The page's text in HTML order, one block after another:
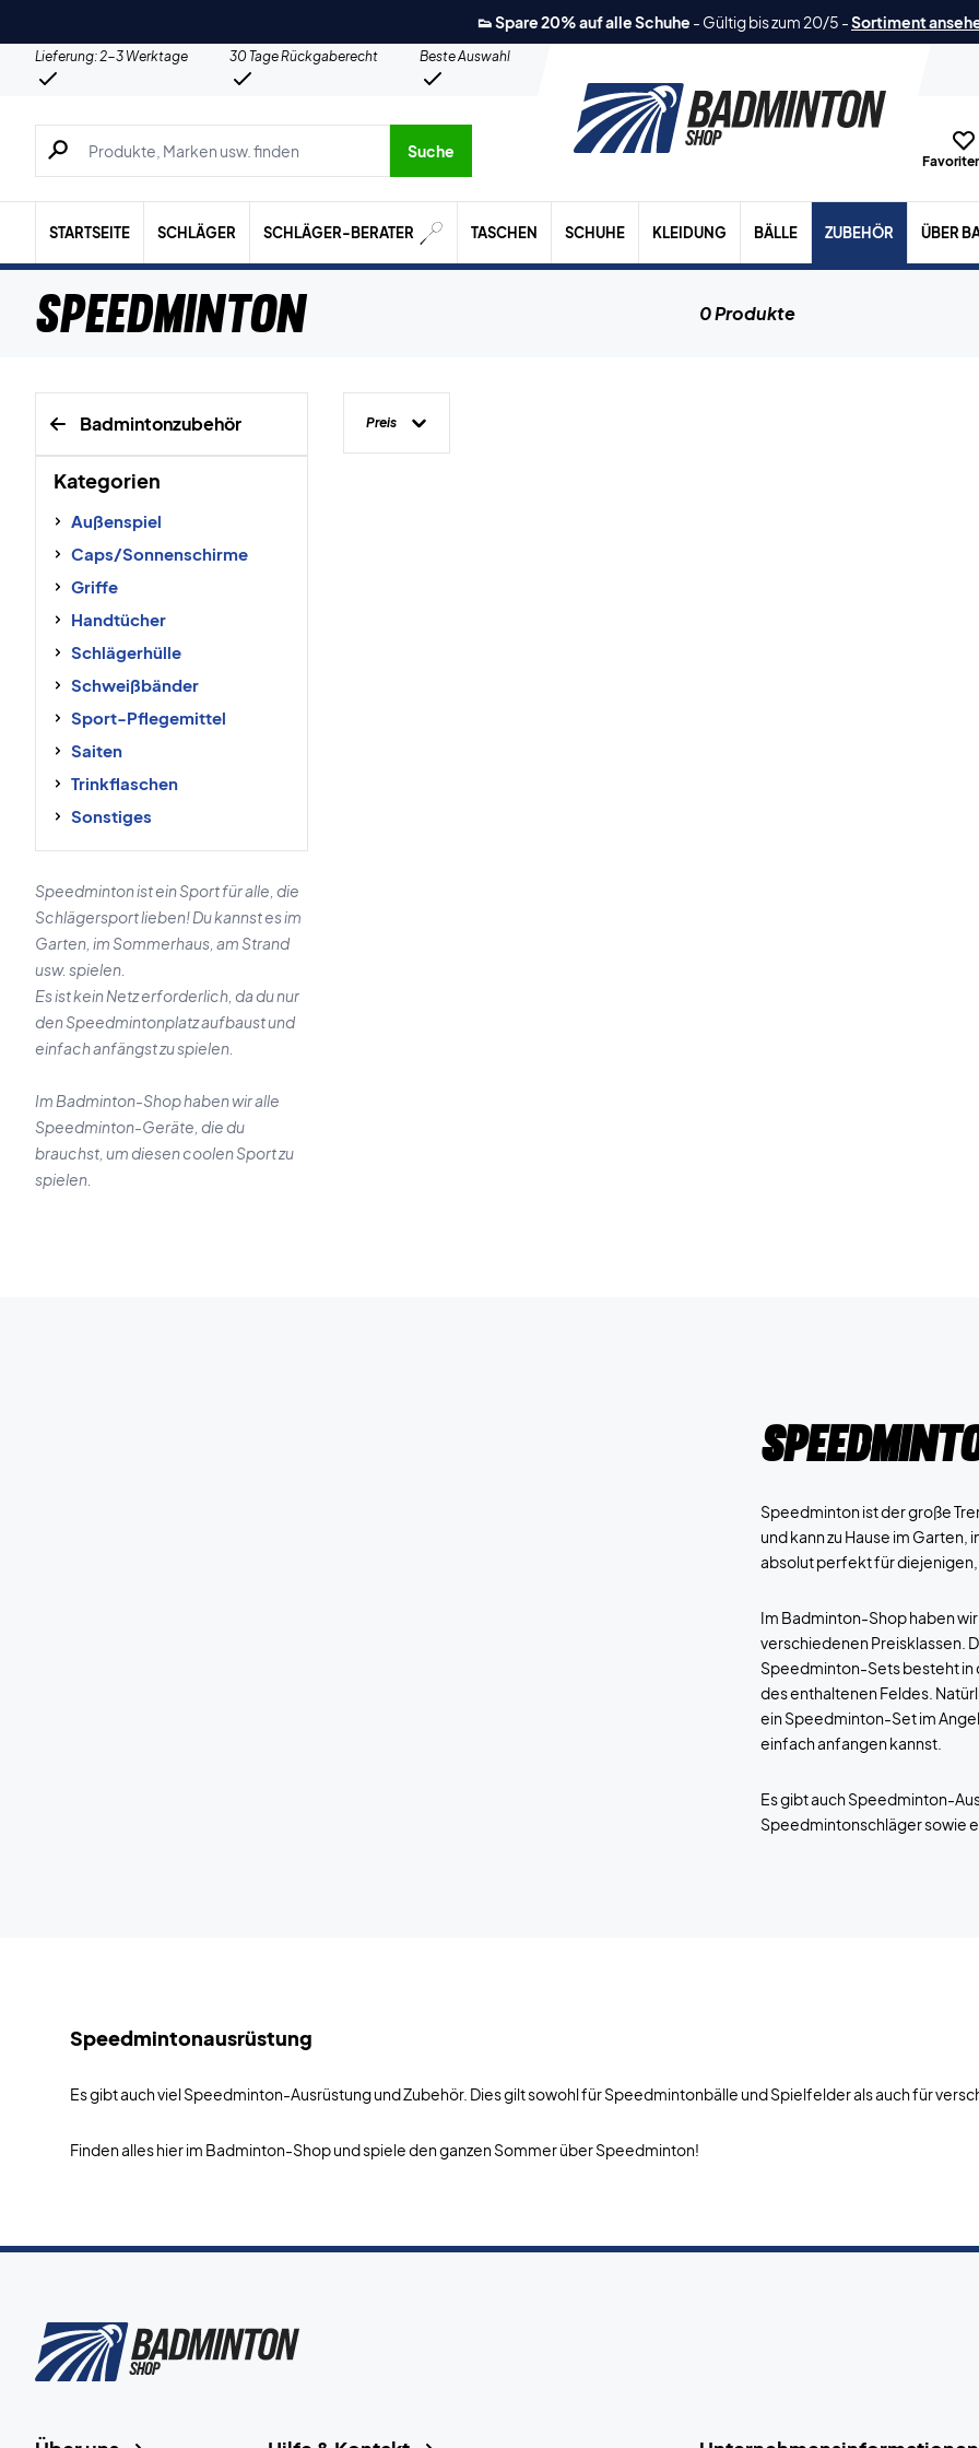
👟 Spare 20% auf alle Schuhe - Gültig bis zum 20/5 -Sortiment
Lieferung: 2-3 Werktage 30 Tage Rückgaberecht
Beste Auswahl
Suche nach Produkten, Marken usw.
Suche
STARTSEITE SCHLÄGER SCHLÄGER-BERATER TASCHEN SCHUHE KLEIDUNG BÄLLE ZUBEHÖR ÜBER
Speedminton 0 Produkte
Badmintonzubehör
Kategorien
Außenspiel
Caps/Sonnenschirme
Griffe
Handtücher
Schlägerhülle
Schweißbänder
Sport-Pflegemittel
Saiten
Trinkflaschen
Sonstiges
Speedminton ist ein Sport für alle, die
Schlägersport lieben! Du kannst es im
Garten, im Sommerhaus, am Strand
usw. spielen.
Es ist kein Netz erforderlich, da du nur
den Speedmintonplatz aufbaust und
einfach anfängst zu spielen.
Im Badminton-Shop haben wir alle
Speedminton-Geräte, die du
brauchst, um diesen coolen Sport zu
spielen.
Preis
Speedminton ist der große
und kann zu Hause im
absolut perfekt für diejenigen,
Im Badminton-Shop haben
verschiedenen Preisklassen.
Speedminton-Sets besteht in
des enthaltenen Feldes.
ein Speedminton-Set im
einfach anfangen kannst.
Es gibt auch Speedminton-
Speedmintonschläger sowie
Speedmintonausrüstung
Es gibt auch viel Speedminton-Ausrüstung und Zubehör. Dies gilt sowohl für Speedmintonbälle und Spielfelder als auch für
Finden alles hier im Badminton-Shop und spiele den ganzen Sommer über Speedminton!